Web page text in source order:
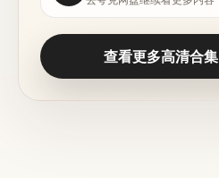
查看更多高清合集